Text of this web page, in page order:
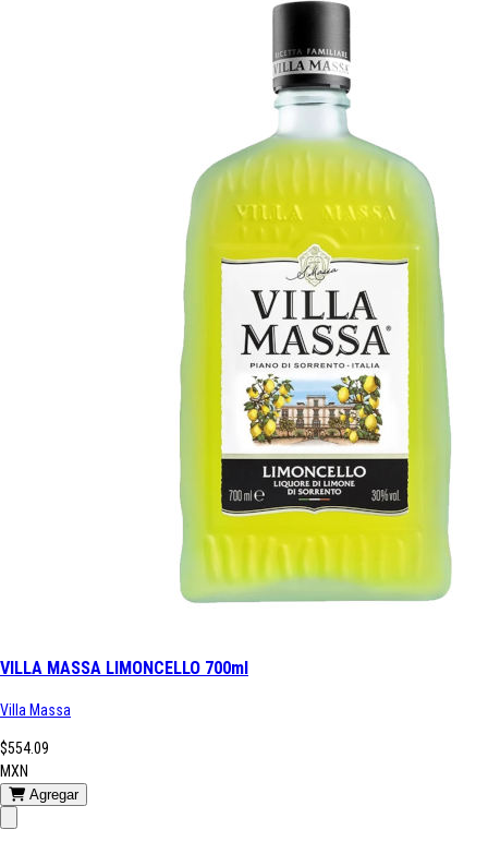
VILLA MASSA LIMONCELLO 700ml
Villa Massa
$554.09
MXN
Agregar